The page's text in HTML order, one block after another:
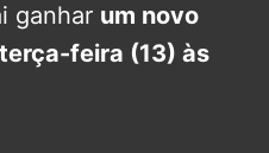
ganhar um novo
feira (13) às